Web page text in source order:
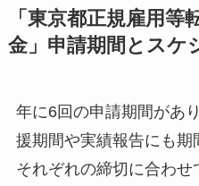
「東京都正規雇用等
金」申請期間とスケ
年に6回の申請期間があ
援期間や実績報告にも
それぞれの締切に合わせ